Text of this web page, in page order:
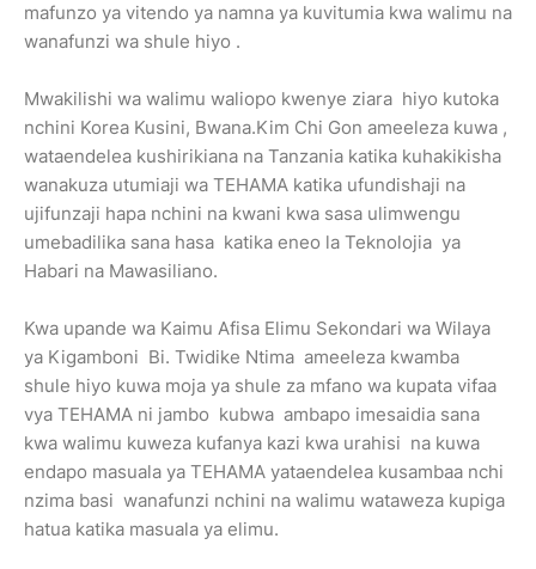
mafunzo ya vitendo ya namna ya kuvitumia kwa walimu na
wanafunzi wa shule hiyo .
Mwakilishi wa walimu waliopo kwenye ziara hiyo kutoka
nchini Korea Kusini, Bwana.Kim Chi Gon ameeleza kuwa ,
wataendelea kushirikiana na Tanzania katika kuhakikisha
wanakuza utumiaji wa TEHAMA katika ufundishaji na
ujifunzaji hapa nchini na kwani kwa sasa ulimwengu
umebadilika sana hasa katika eneo la Teknolojia ya
Habari na Mawasiliano.
Kwa upande wa Kaimu Afisa Elimu Sekondari wa Wilaya
ya Kigamboni Bi. Twidike Ntima ameeleza kwamba
shule hiyo kuwa moja ya shule za mfano wa kupata vifaa
vya TEHAMA ni jambo kubwa ambapo imesaidia sana
kwa walimu kuweza kufanya kazi kwa urahisi na kuwa
endapo masuala ya TEHAMA yataendelea kusambaa nchi
nzima basi wanafunzi nchini na walimu wataweza kupiga
hatua katika masuala ya elimu.